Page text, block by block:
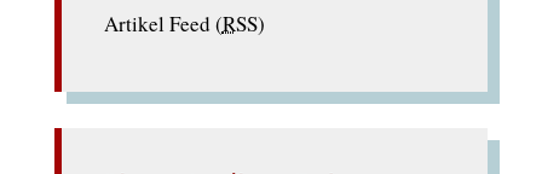
Artikel Feed (RSS)